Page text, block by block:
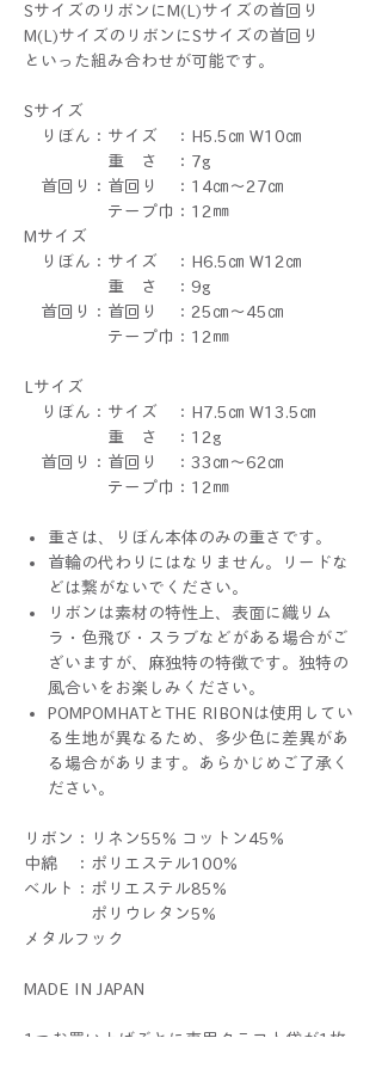
SサイズのリボンにM(L)サイズの首回り
M(L)サイズのリボンにSサイズの首回り
といった組み合わせが可能です。
Sサイズ
りぼん：サイズ ：H5.5㎝ W10㎝
重 さ ：7g
首回り：首回り ：14㎝～27㎝
テープ巾：12㎜
Mサイズ
りぼん：サイズ ：H6.5㎝ W12㎝
重 さ ：9g
首回り：首回り ：25㎝～45㎝
テープ巾：12㎜
Lサイズ
りぼん：サイズ ：H7.5㎝ W13.5㎝
重 さ ：12g
首回り：首回り ：33㎝～62㎝
テープ巾：12㎜
重さは、りぼん本体のみの重さです。
首輪の代わりにはなりません。リードな
どは繋がないでください。
リボンは素材の特性上、表面に織りム
ラ・色飛び・スラブなどがある場合がご
ざいますが、麻独特の特徴です。独特の
風合いをお楽しみください。
POMPOMHATとTHE RIBONは使用してい
る生地が異なるため、多少色に差異があ
る場合があります。あらかじめご了承く
ださい。
リボン：リネン55% コットン45%
中綿 ：ポリエステル100%
ベルト：ポリエステル85%
ポリウレタン5%
メタルフック
MADE IN JAPAN
1つお買い上げごとに専用クラフト袋が1枚